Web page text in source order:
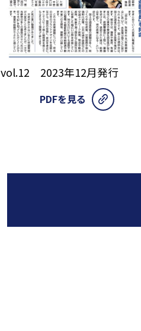
vol.12 2023年12月発行
PDFを見る